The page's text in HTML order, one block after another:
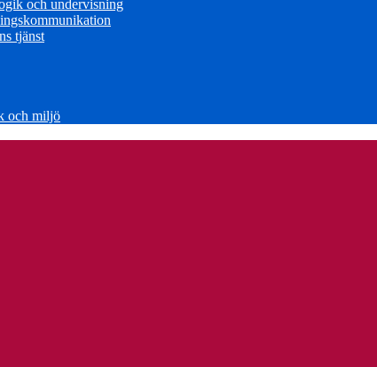
och undervisning
tjänst
och miljö